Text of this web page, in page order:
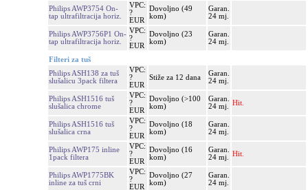
Philips AWP3754 On-
tap ultrafiltracija horiz.
VPC:
?
EUR
Dovoljno (49
kom)
Garan.
24 mj.
Philips AWP3756P1 On-
tap ultrafiltracija horiz.
VPC:
?
EUR
Dovoljno (23
kom)
Garan.
24 mj.
Filteri za tuš
Philips ASH138 za tuš
slušalicu 3pack filtera
VPC:
?
EUR
Stiže za 12 dana
Garan.
24 mj.
Philips ASH1516 tuš
slušalica chrome
VPC:
?
EUR
Dovoljno (>100
kom)
Garan.
24 mj.
Hit.
Philips ASH1516 tuš
slušalica crna
VPC:
?
EUR
Dovoljno (18
kom)
Garan.
24 mj.
Philips AWP175 inline
1pack filtera
VPC:
?
EUR
Dovoljno (16
kom)
Garan.
24 mj.
Hit.
Philips AWP1775BK
inline za tuš crni
VPC:
?
EUR
Dovoljno (27
kom)
Garan.
24 mj.